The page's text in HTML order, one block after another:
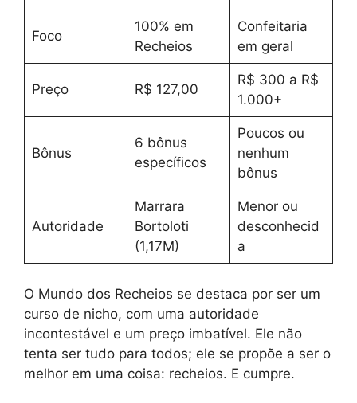
Foco
100% em
Recheios
Confeitaria
em geral
Preço R$ 127,00
R$ 300 a R$
1.000+
Bônus
6 bônus
específicos
Poucos ou
nenhum
bônus
Autoridade
Marrara
Bortoloti
(1,17M)
Menor ou
desconhecid
a
O Mundo dos Recheios se destaca por ser um
curso de nicho, com uma autoridade
incontestável e um preço imbatível. Ele não
tenta ser tudo para todos; ele se propõe a ser o
melhor em uma coisa: recheios. E cumpre.